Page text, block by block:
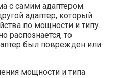
с самим адаптером.
адаптер, который
по мощности и типу.
распознается, то
был поврежден или
мощности и типа